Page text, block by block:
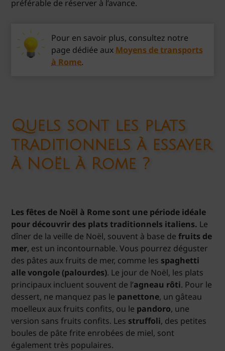
préférable de réserver à l’avance.
Pour en savoir plus, consultez notre
page dédiée aux Moyens de transports
à Rome.
Quels sont les plats
traditionnels à essayer
à Noël à Rome ?
Les fêtes de Noël à Rome sont une période idéale
pour découvrir des plats traditionnels italiens. Le
dîner de la veille de Noël, souvent à base defruits de
mer, est un incontournable. Vous pourrez déguster
des pâtes aux fruits de mer, comme les spaghetti
alle vongole (palourdes). Le jour de Noël, les plats
principaux incluent souvent de l’agneau rôti. Pour le
dessert, ne manquez pas le panettone, un gâteau
moelleux aux fruits confits, ou le pandoro, une
version sans fruits confits. Les struffoli, des petites
boules de pâte frite enrobées de miel, sont
également très populaires.